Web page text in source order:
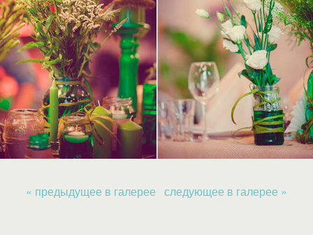
« предыдущее в галерее следующее в галерее »